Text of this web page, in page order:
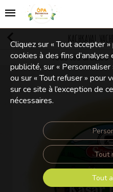
KACHKAVAL
Tous les articles
Cliquez sur « Tout accepter
cookies à des fins
publicité, sur «
ou sur « Tout refuser » pour
sur ce site à l’exception de
nécessaires.
Tout
Tout